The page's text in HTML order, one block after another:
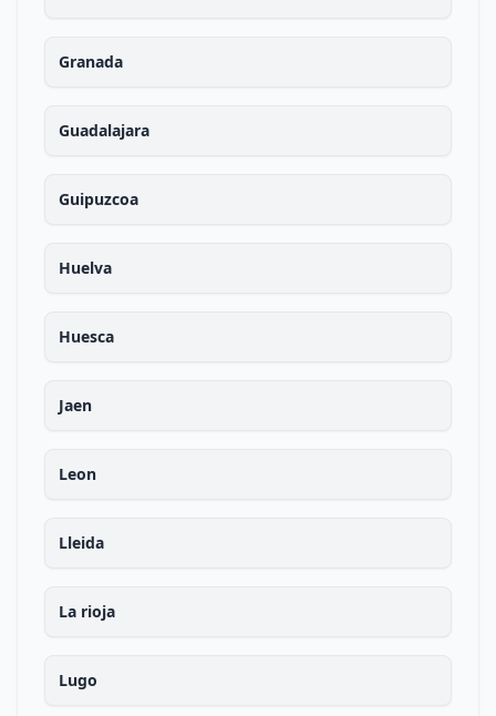
Granada
Guadalajara
Guipuzcoa
Huelva
Huesca
Jaen
Leon
Lleida
La rioja
Lugo